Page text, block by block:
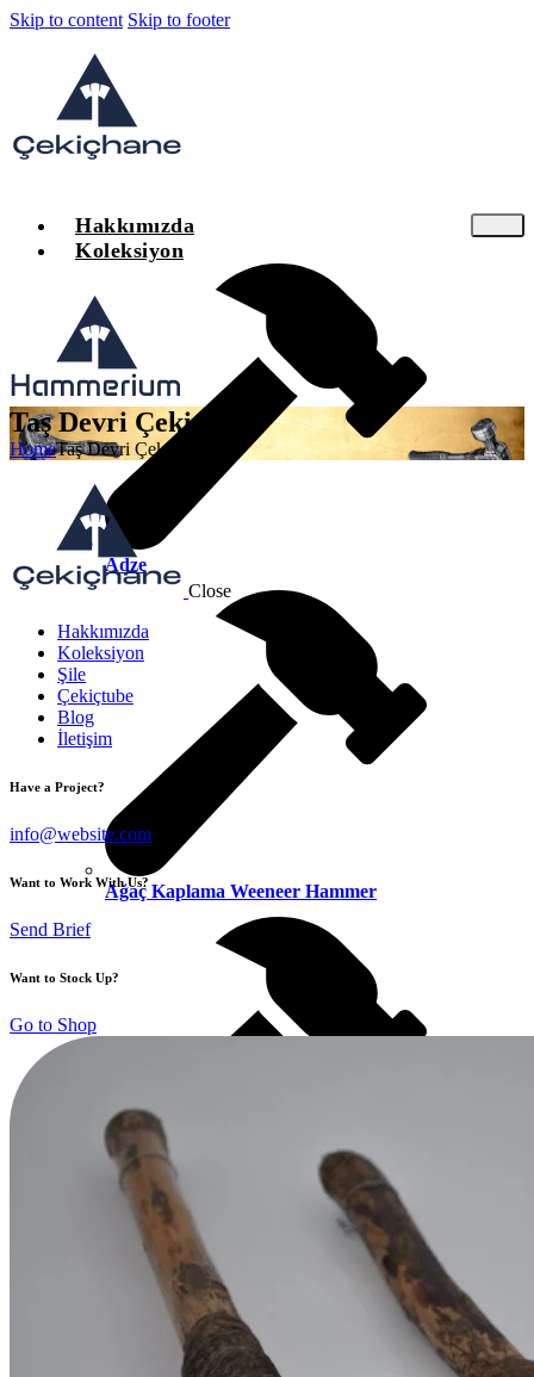
Skip to content Skip to footer
Hakkımızda
Koleksiyon
Adze
Ağaç Kaplama Weeneer Hammer
Avrupa Mezbaha Çekici
Taş Devri Çekiçleri
HomeTaş Devri Çekiçleri
Close
Hakkımızda
Koleksiyon
Şile
Çekiçtube
Blog
İletişim
Have a Project?
info@website.com
Want to Work With Us?
Send Brief
Want to Stock Up?
Go to Shop